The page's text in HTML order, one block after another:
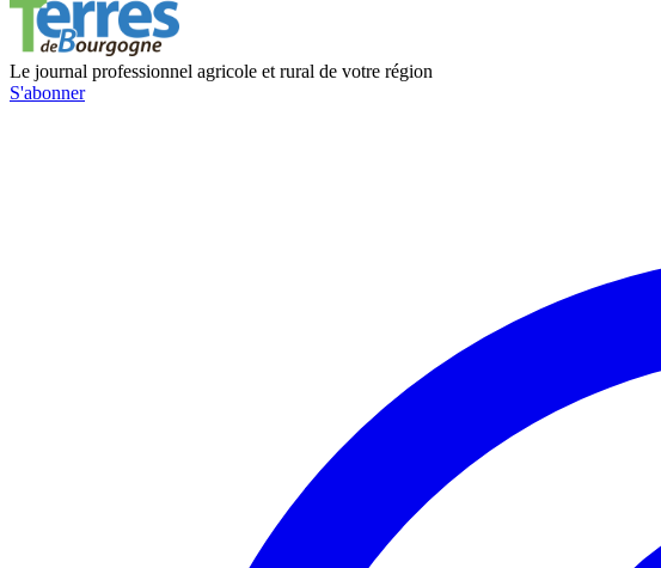
Le journal professionnel agricole et rural de votre région
S'abonner